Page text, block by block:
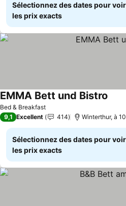
Sélectionnez des dates pour voir
les prix exacts
Bed & Breakfast
EMMA Bett und Bistro
9,1 Excellent 414 Winterthur, à
Sélectionnez des dates pour voir
les prix exacts